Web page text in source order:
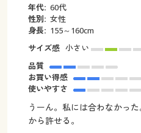
年代: 60代
性別: 女性
身長: 155～160cm
サイズ感 小さい
品質
お買い得感
使いやすさ
うーん。私には合わなかっ
から許せる。